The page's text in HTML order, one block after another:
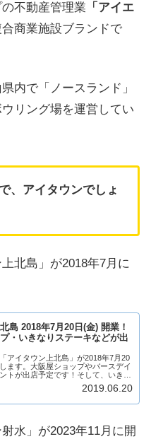
不動産管理業 「アイエ
商業施設ブランドで
内で「ノースランド」
リング場を運営してい
、アイタウンでしょ
北島」が2018年7月に
島 2018年7月20日(金) 開業！
・いきなりステーキなどが出
アイタウン上北島」が2018年7月20
ます。大阪屋ショップやバースデイ
トが出店予定です！そして、いきな
岡市に初出店！！アイタウン上北島が
設になるのか、見ていきます...
2019.06.20
水」が2023年11月に開